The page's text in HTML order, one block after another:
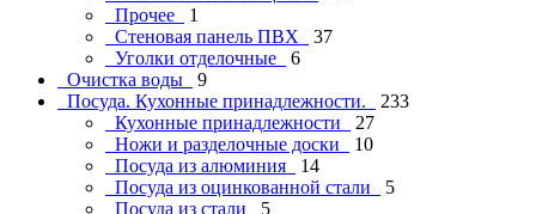
Прочее
1
Стеновая панель ПВХ
37
Уголки отделочные
6
Очистка воды
9
Посуда. Кухонные принадлежности.
233
Кухонные принадлежности
27
Ножи и разделочные доски
10
Посуда из алюминия
14
Посуда из оцинкованной стали
5
Посуда из стали
5